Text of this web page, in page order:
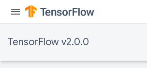
TensorFlow v2.0.0